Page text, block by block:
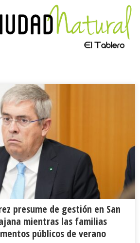
presume de gestión en San
mientras las familias
públicos de verano